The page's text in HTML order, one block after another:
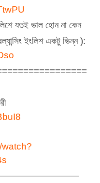
যতই ভাল হোন না কেন
ইংলিশ একটু ভিন্ন ):
watch?